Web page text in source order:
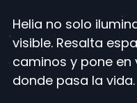
Helia no solo
visible. Resalta
caminos y pone en
donde pasa la vida.